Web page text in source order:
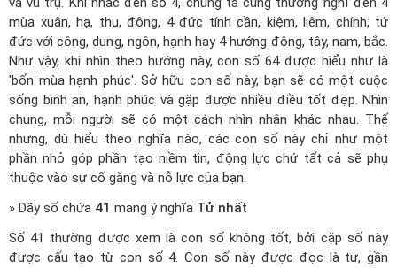
mùa xuân, hạ, thu, đông, 4 đức tính cần, kiệm, liêm, chính, tứ
đức với công, dung, ngôn, hạnh hay 4 hướng đông, tây, nam, bắc.
Như vậy, khi nhìn theo hướng này, con số 64 được hiểu như là
'bốn mùa hạnh phúc'. Sở hữu con số này, bạn sẽ có một cuộc
sống bình an, hạnh phúc và gặp được nhiều điều tốt đẹp. Nhìn
chung, mỗi người sẽ có một cách nhìn nhận khác nhau. Thế
nhưng, dù hiểu theo nghĩa nào, các con số này chỉ như một
phần nhỏ góp phần tạo niềm tin, động lực chứ tất cả sẽ phụ
thuộc vào sự cố gắng và nỗ lực của bạn.
» Dãy số chứa 41 mang ý nghĩa Tử nhất
Số 41 thường được xem là con số không tốt, bởi cặp số này
được cấu tạo từ con số 4. Con số này được đọc là tư, gần